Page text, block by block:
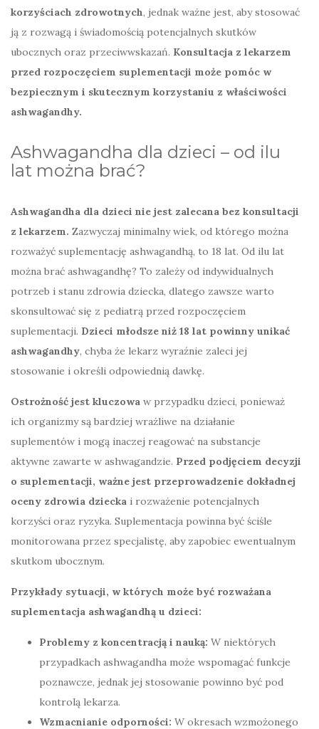
korzyściach zdrowotnych, jednak ważne jest, aby stosować
ją z rozwagą i świadomością potencjalnych skutków
ubocznych oraz przeciwwskazań. Konsultacja z lekarzem
przed rozpoczęciem suplementacji może pomóc w
bezpiecznym i skutecznym korzystaniu z właściwości
ashwagandhy.
Ashwagandha dla dzieci – od ilu
lat można brać?
Ashwagandha dla dzieci nie jest zalecana bez konsultacji
z lekarzem. Zazwyczaj minimalny wiek, od którego można
rozważyć suplementację ashwagandhą, to 18 lat. Od ilu lat
można brać ashwagandhę? To zależy od indywidualnych
potrzeb i stanu zdrowia dziecka, dlatego zawsze warto
skonsultować się z pediatrą przed rozpoczęciem
suplementacji. Dzieci młodsze niż 18 lat powinny unikać
ashwagandhy, chyba że lekarz wyraźnie zaleci jej
stosowanie i określi odpowiednią dawkę.
Ostrożność jest kluczowa w przypadku dzieci, ponieważ
ich organizmy są bardziej wrażliwe na działanie
suplementów i mogą inaczej reagować na substancje
aktywne zawarte w ashwagandzie. Przed podjęciem decyzji
o suplementacji, ważne jest przeprowadzenie dokładnej
oceny zdrowia dziecka i rozważenie potencjalnych
korzyści oraz ryzyka. Suplementacja powinna być ściśle
monitorowana przez specjalistę, aby zapobiec ewentualnym
skutkom ubocznym.
Przykłady sytuacji, w których może być rozważana
suplementacja ashwagandhą u dzieci:
Problemy z koncentracją i nauką: W niektórych
przypadkach ashwagandha może wspomagać funkcje
poznawcze, jednak jej stosowanie powinno być pod
kontrolą lekarza.
Wzmacnianie odporności: W okresach wzmożonego